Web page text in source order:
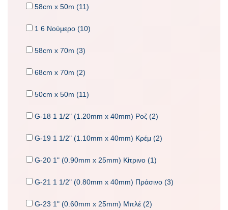
58cm x 50m (11)
1 6 Νούμερο (10)
58cm x 70m (3)
68cm x 70m (2)
50cm x 50m (11)
G-18 1 1/2" (1.20mm x 40mm) Ροζ (2)
G-19 1 1/2" (1.10mm x 40mm) Κρέμ (2)
G-20 1" (0.90mm x 25mm) Κίτρινο (1)
G-21 1 1/2" (0.80mm x 40mm) Πράσινο (3)
G-23 1" (0.60mm x 25mm) Μπλέ (2)